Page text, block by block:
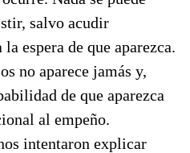
salvo acudir
espera de que aparezca.
no aparece jamás y,
de que aparezca
al empeño.
intentaron explicar